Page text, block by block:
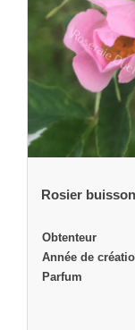
Rosier
Obtenteur
Année de
Parfum